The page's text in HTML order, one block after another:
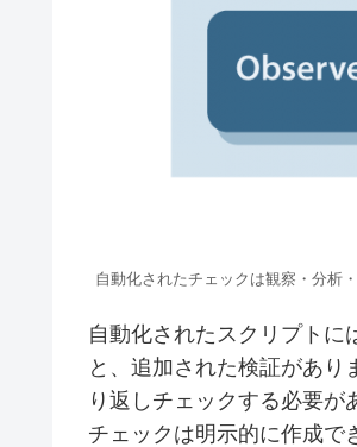
自動化されたチェックは観察・分析
自動化されたスクリプトに
と、追加された検証があ
り返しチェックする必要
チェックは明示的に作成で